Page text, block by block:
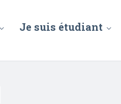
Je suis étudiant